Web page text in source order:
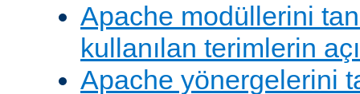
Apache modüllerini
kullanılan terimlerin
Apache yönergelerini